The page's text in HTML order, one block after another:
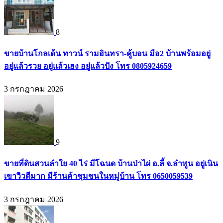
8
ขายบ้านโกลเด้น ทาวน์ รามอินทรา-คู้บอน มือ2 บ้านพร้อมอยู่
อยู่แล้วรวย อยู่แล้วเฮง อยู่แล้วปัง โทร 0805924659
3 กรกฎาคม 2026
9
ขายที่ดินสวนลำใย 40 ไร่ มีโฉนด บ้านป่าไผ่ อ.ลี้ จ.ลำพูน อยู่เนิน
เขาวิวดีมาก มีร้านค้าชุมชนในหมู่บ้าน โทร 0650059539
3 กรกฎาคม 2026